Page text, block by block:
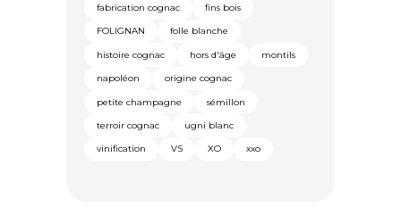
fabrication cognac fins bois
FOLIGNAN folle blanche
histoire cognac hors d'âge montils
napoléon origine cognac
petite champagne sémillon
terroir cognac ugni blanc
vinification VS XO xxo